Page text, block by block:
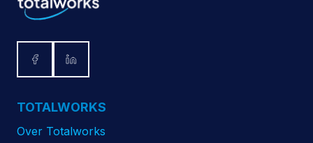
TOTALWORKS
Over Totalworks